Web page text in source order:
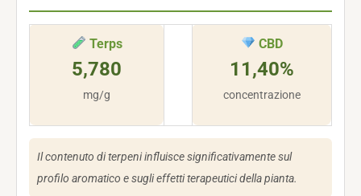
Terps
5,780
mg/g
CBD
11,40%
concentrazione
Il contenuto di terpeni influisce significativamente sul
profilo aromatico e sugli effetti terapeutici della pianta.